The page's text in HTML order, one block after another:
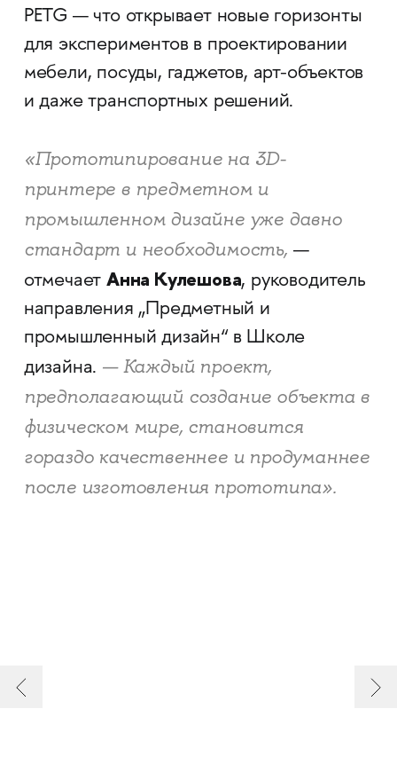
PETG — что открывает новые горизонты
для экспериментов в проектировании
мебели, посуды, гаджетов, арт-объектов
и даже транспортных решений.
«Прототипирование на 3D-
принтере в предметном и
промышленном дизайне уже давно
стандарт и необходимость, —
отмечаетАнна Кулешова, руководитель
направления „Предметный и
промышленный дизайн“ в Школе
дизайна. — Каждый проект,
предполагающий создание объекта в
физическом мире, становится
гораздо качественнее и продуманнее
после изготовления прототипа».